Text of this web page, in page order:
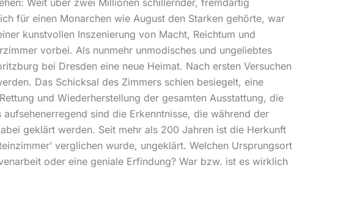
für einen Monarchen wie August den Starken gehörte, war
kunstvollen Inszenierung von Macht, Reichtum und
vorbei. Als nunmehr unmodisches und ungeliebtes
bei Dresden eine neue Heimat. Nach ersten Versuchen
Das Schicksal des Zimmers schien besiegelt, eine
und Wiederherstellung der gesamten Ausstattung, die
sind die Erkenntnisse, die während der
geklärt werden. Seit mehr als 200 Jahren ist die Herkunft
verglichen wurde, ungeklärt. Welchen Ursprungsort
oder eine geniale Erfindung? War bzw. ist es wirklich